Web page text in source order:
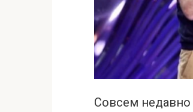
Совсем недавно